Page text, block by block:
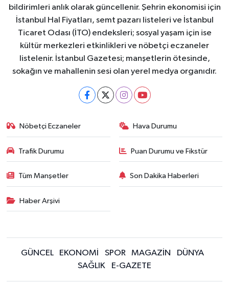
bildirimleri anlık olarak güncellenir. Şehrin ekonomisi için
İstanbul Hal Fiyatları, semt pazarı listeleri ve İstanbul
Ticaret Odası (İTO) endeksleri; sosyal yaşam için ise
kültür merkezleri etkinlikleri ve nöbetçi eczaneler
listelenir. İstanbul Gazetesi; manşetlerin ötesinde,
sokağın ve mahallenin sesi olan yerel medya organıdır.
Nöbetçi Eczaneler Hava Durumu
Trafik Durumu Puan Durumu ve Fikstür
Tüm Manşetler Son Dakika Haberleri
Haber Arşivi
GÜNCEL EKONOMİ SPOR MAGAZİN
DÜNYA
SAĞLIK
E-GAZETE